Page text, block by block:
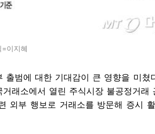
이지혜
출범에 대한 기대감이 큰 영향을 미쳤
래소에서 열린 주식시장 불공정거래
외부 행보로 거래소를 방문해 증시